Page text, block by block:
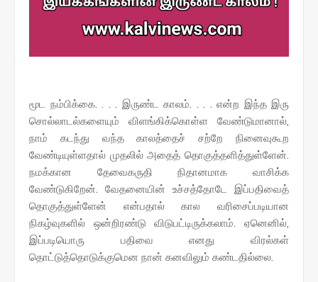
மூட நம்பிக்கை. . . . இருண்ட காலம். . . . என்ற இந்த இரு
சொல்லாடல்களையும் விளங்கிக்கொள்ள வேண்டுமானால்,
நாம் கடந்து வந்த காலத்தைச் சற்றே நினைவுகூற
வேண்டியுள்ளதால் முதலில் அதைத் தொகுத்தளித்துள்ளேன்.
நமக்கான தேவைகருதி நிதானமாக வாசிக்க
வேண்டுகிறேன். வேதனையின் உச்சத்தோடே இப்பதிவைத்
தொகுத்துள்ளேன் என்பதால் கால வரிசைப்படியான
நிகழ்வுகளில் ஒன்றிரண்டு விடுபட்டிருக்கலாம். ஏனெனில்,
இப்படியொரு பதிவை எனது விரல்கள்
தொட்டுத்தொடுக்குமென நான் கனவிலும் கண்டதில்லை.